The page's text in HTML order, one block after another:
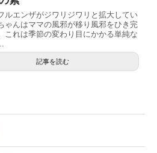
ルエンザがジワリジワリと拡大してい
ゃんはママの風邪が移り風邪をひき完
これは季節の変わり目にかかる単純な
記事を読む